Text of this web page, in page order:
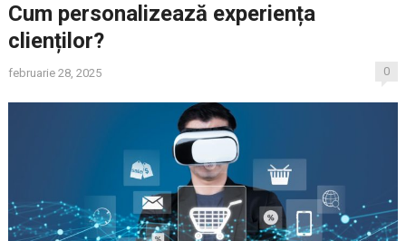
Cum personalizează experiența
clienților?
februarie 28, 2025 0